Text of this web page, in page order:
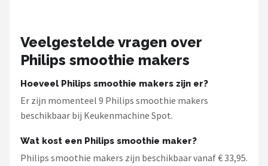
Veelgestelde vragen over
Philips smoothie makers
Hoeveel Philips smoothie makers zijn er?
Er zijn momenteel 9 Philips smoothie makers
beschikbaar bij Keukenmachine Spot.
Wat kost een Philips smoothie maker?
Philips smoothie makers zijn beschikbaar vanaf € 33,95.